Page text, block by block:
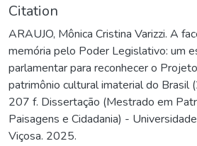
Citation
ARAUJO, Mônica Cristina Varizzi. A
memória pelo Poder Legislativo: um
parlamentar para reconhecer o
patrimônio cultural imaterial do
207 f. Dissertação (Mestrado em
Paisagens e Cidadania) -
Viçosa. 2025.